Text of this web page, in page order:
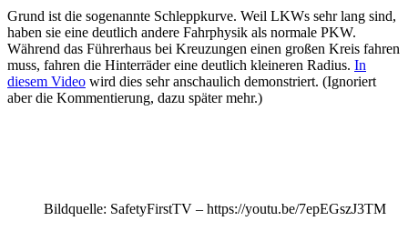
Grund ist die sogenannte Schleppkurve. Weil LKWs sehr lang sind,
haben sie eine deutlich andere Fahrphysik als normale PKW.
Während das Führerhaus bei Kreuzungen einen großen Kreis fahren
muss, fahren die Hinterräder eine deutlich kleineren Radius. In
diesem Video wird dies sehr anschaulich demonstriert. (Ignoriert
aber die Kommentierung, dazu später mehr.)
Bildquelle: SafetyFirstTV – https://youtu.be/7epEGszJ3TM